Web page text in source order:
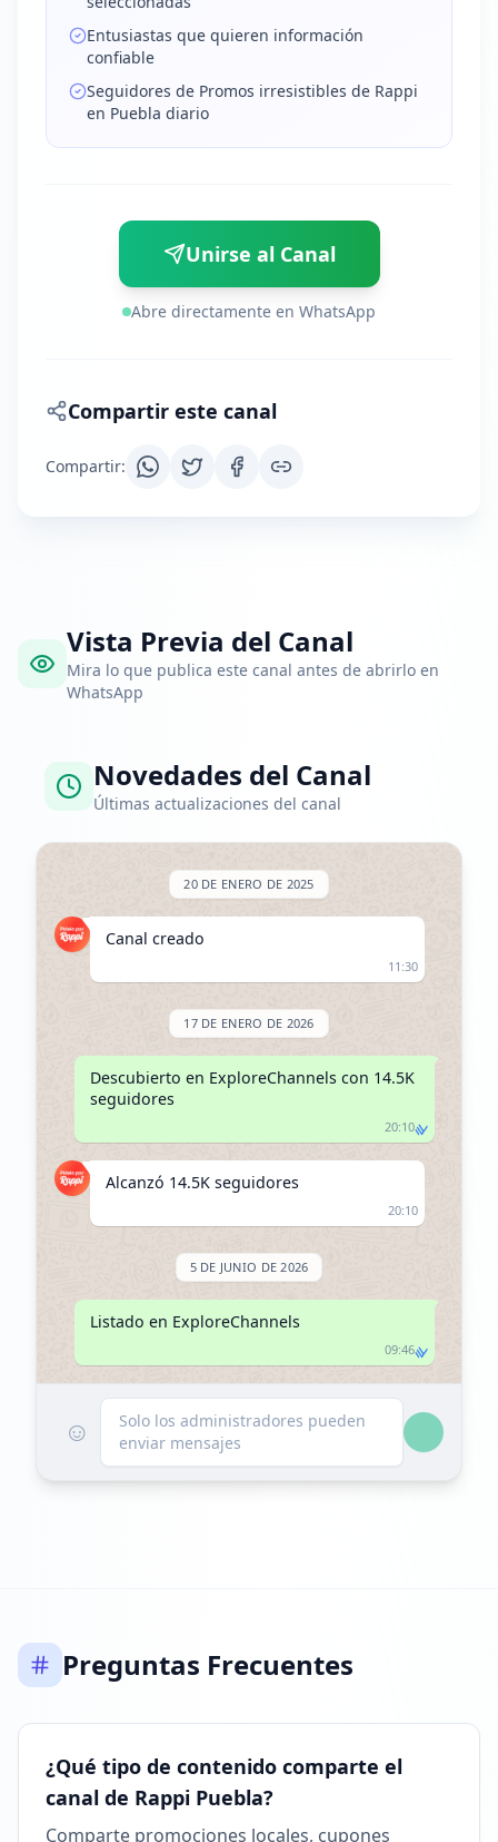
Entusiastas que quieren información
confiable
Seguidores de Promos irresistibles de Rappi
en Puebla diario
Unirse al Canal
Abre directamente en WhatsApp
Compartir este canal
Compartir:
Vista Previa del Canal
Mira lo que publica este canal antes de abrirlo en
WhatsApp
Novedades del Canal
Últimas actualizaciones del canal
20 DE ENERO DE 2025
Canal creado
11:30
17 DE ENERO DE 2026
Descubierto en ExploreChannels con 14.5K
seguidores
20:10
Alcanzó 14.5K seguidores
20:10
5 DE JUNIO DE 2026
Listado en ExploreChannels
09:46
☺
Solo los administradores pueden
enviar mensajes
Preguntas Frecuentes
¿Qué tipo de contenido comparte el
canal de Rappi Puebla?
Comparte promociones locales, cupones